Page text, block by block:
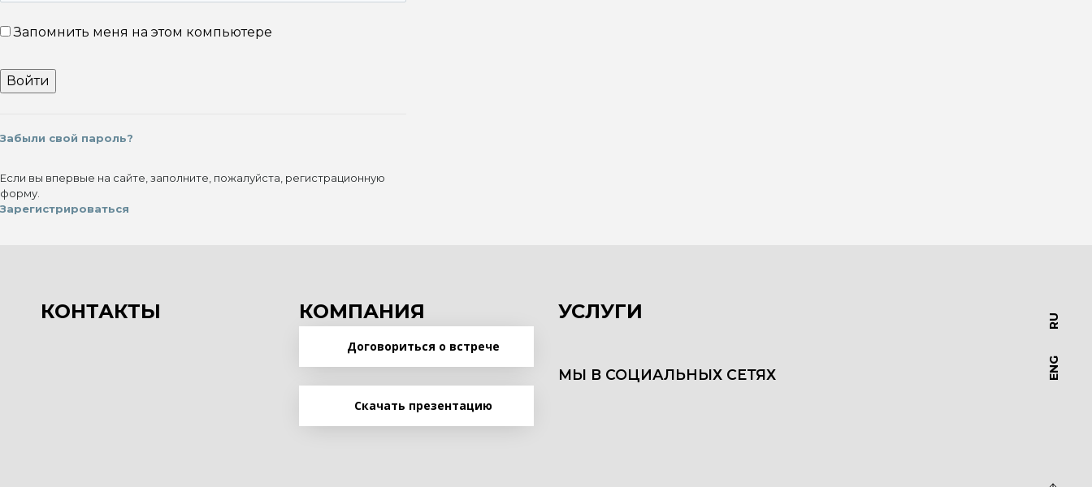
Запомнить меня на этом компьютере
Забыли свой пароль?
Если вы впервые на сайте, заполните, пожалуйста, регистрационную
форму.
Зарегистрироваться
КОНТАКТЫ КОМПАНИЯ
Договориться о встрече
Скачать презентацию
УСЛУГИ
МЫ В СОЦИАЛЬНЫХ СЕТЯХ ENG
RU